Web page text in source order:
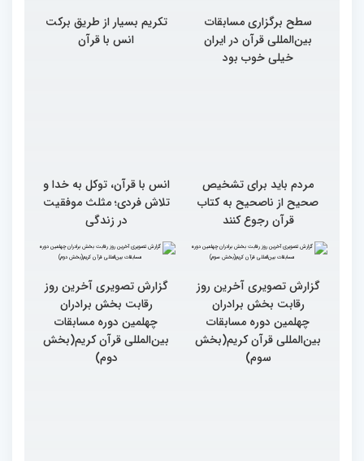
سطح برگزاری مسابقات
بین‌المللی قرآن در ایران
خیلی خوب بود
تکریم بسیار از طریق برکت
انس با قرآن
مردم باید برای تشخیص
صحیح از ناصحیح به کتاب
قرآن رجوع کنند
انس با قرآن، توکل به خدا و
تلاش فردی؛ مثلث موفقیت
در زندگی
گزارش تصویری آخرین روز
رقابت بخش برادران
گزارش تصویری آخرین روز
رقابت بخش برادران